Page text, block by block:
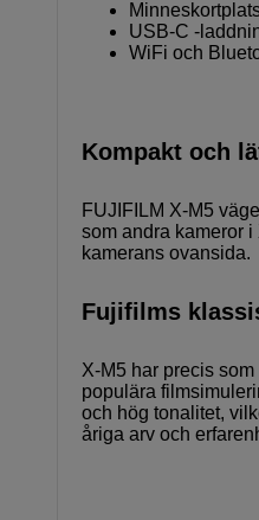
USB-C -
WiFi och
Kompakt och
FUJIFILM X-M5
som andra kameror
kamerans ovansida.
Fujifilms
X-M5 har precis
populära
och hög tonalitet,
åriga arv och